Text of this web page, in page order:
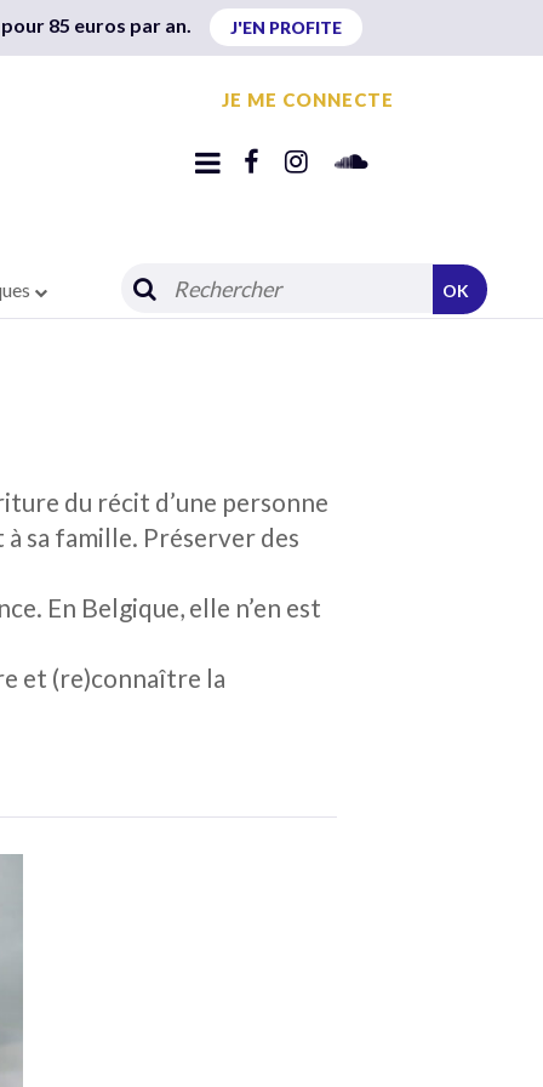
85 euros par an. J'EN PROFITE
JE ME CONNECTE
OK
du récit d’une personne
sa famille. Préserver des
En Belgique, elle n’en est
et (re)connaître la